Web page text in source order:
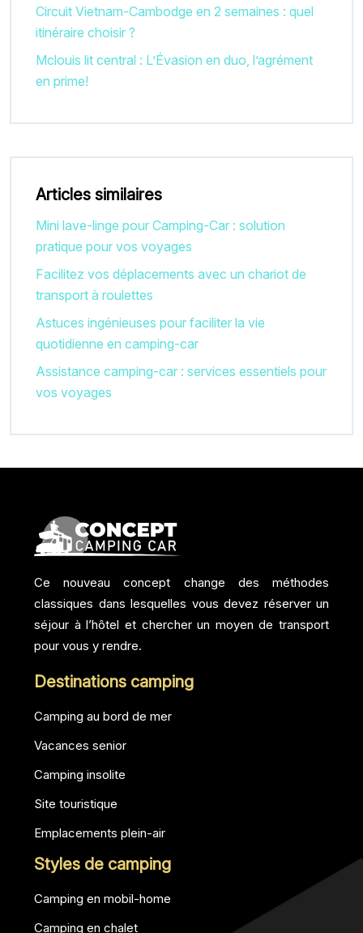
Circuit Vietnam-Cambodge en 2 semaines : quel
itinéraire choisir ?
Mclouis lit central : L’Évasion en duo, l’agrément
en prime!
Articles similaires
Mini lave-linge pour Camping-Car : solution
pratique pour vos voyages
Facilitez vos déplacements avec un chariot de
transport à roulettes
Astuces ingénieuses pour faciliter la vie
quotidienne en camping-car
Assistance camping-car : services essentiels pour
vos voyages
Ce nouveau concept change des méthodes
classiques dans lesquelles vous devez réserver un
séjour à l’hôtel et chercher un moyen de transport
pour vous y rendre.
Destinations camping
Camping au bord de mer
Vacances senior
Camping insolite
Site touristique
Emplacements plein-air
Styles de camping
Camping en mobil-home
Camping en chalet